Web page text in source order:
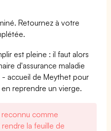
Retournez à votre
est pleine : il faut alors
d'assurance maladie
- accueil de Meythet pour
reprendre un vierge.
comme
la feuille de